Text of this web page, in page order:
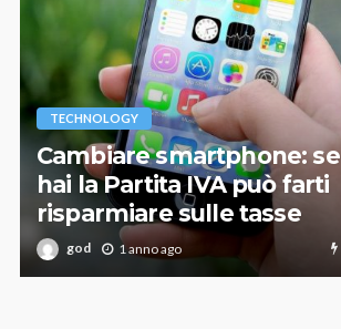
TECHNOLOGY
Cambiare smartphone: se
hai la Partita IVA può farti
risparmiare sulle tasse
god 1 anno ago